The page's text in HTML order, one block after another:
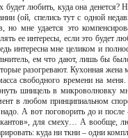
будет любить, куда она
(ой, спелись тут с одной
но мне удается это
ее интересы, если это будет
интересна мне целиком и
ем что дают, лишь бы
разогревают. Кухонная
свободного времени на
шницель в микроволновку
в любом принципиальном
А вот поговорить до и
для смеху… А вообще,
куда ни ткни – одни